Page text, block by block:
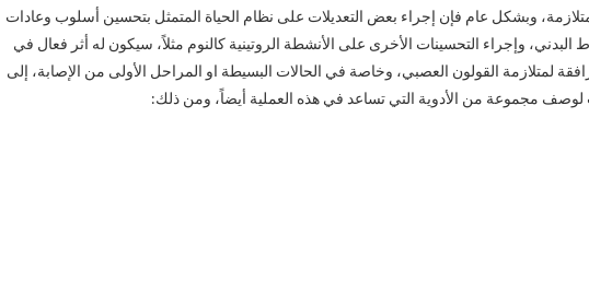
وبشكل عام فإن إجراء بعض التعديلات على نظام الحياة المتمثل بتحسين أسلوب وعادات
البدني، وإجراء التحسينات الأخرى على الأنشطة الروتينية كالنوم مثلاً، سيكون له أثر فعال في
لمتلازمة القولون العصبي، وخاصة في الحالات البسيطة او المراحل الأولى من الإصابة، إلى
مجموعة من الأدوية التي تساعد في هذه العملية أيضاً، ومن ذلك: